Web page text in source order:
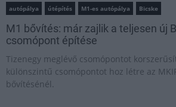
autópálya útépítés M1-es autópálya Bicske
M1 bővítés: már zajlik a teljesen új
csomópont építése
Tizenegy meglévő csomópontot
különszintű csomópontot hoz létre az
bővítésénél.